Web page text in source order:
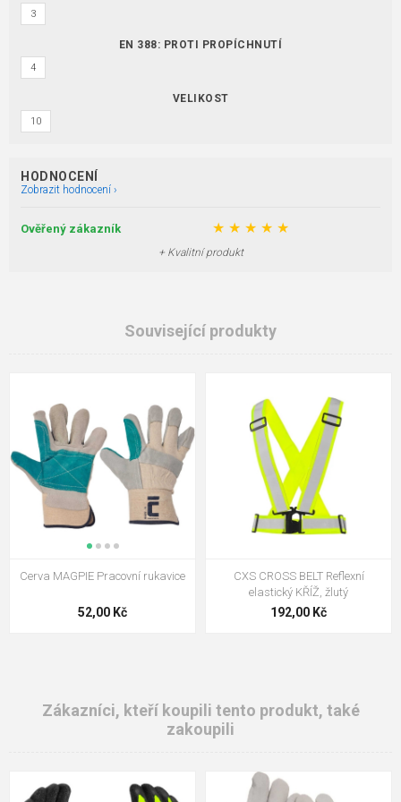
3
EN 388: PROTI PROPÍCHNUTÍ
4
VELIKOST
10
HODNOCENÍ
Zobrazit hodnocení ›
Ověřený zákazník ★ ★ ★ ★ ★
+ Kvalitní produkt
Související produkty
Cerva MAGPIE Pracovní rukavice
52,00 Kč
CXS CROSS BELT Reflexní
elastický KŘÍŽ, žlutý
192,00 Kč
Zákazníci, kteří koupili tento produkt, také
zakoupili